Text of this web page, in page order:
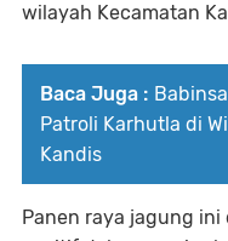
wilayah Kecamatan
Baca Juga :
Patroli Karhutla di
Kandis
Panen raya jagung